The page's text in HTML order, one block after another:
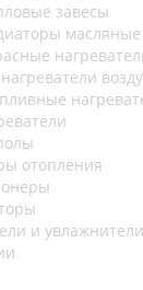
завесы
масляные
отопления
и